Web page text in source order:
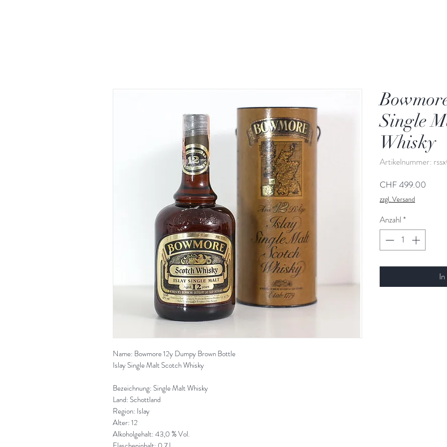
Name: Bowmore 12y Dumpy Brown Bottle
Islay Single Malt Scotch Whisky
Bezeichnung: Single Malt Whisky
Land: Schottland
Region: Islay
Alter: 12
Alkoholgehalt: 43,0 % Vol.
Single
Whisky
Artikelnummer:
CHF 499.00
zzgl. Versand
Anzahl *